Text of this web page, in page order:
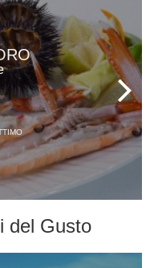
del Gusto